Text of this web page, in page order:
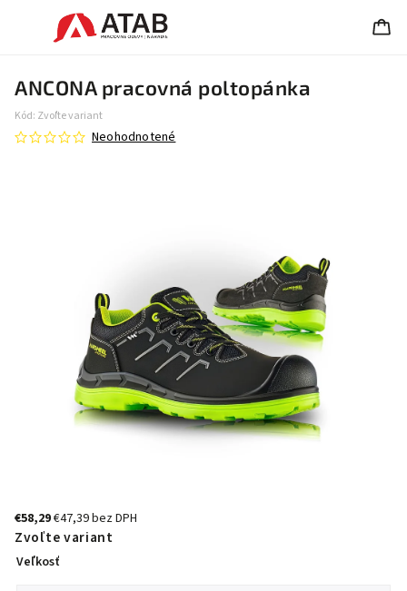
ANCONA pracovná poltopánka
Kód: Zvoľte variant
Neohodnotené
€58,29€47,39 bez DPH
Zvoľte variant
Veľkosť